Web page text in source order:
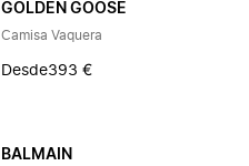
GOLDEN GOOSE
Camisa Vaquera
Desde393 €
BALMAIN